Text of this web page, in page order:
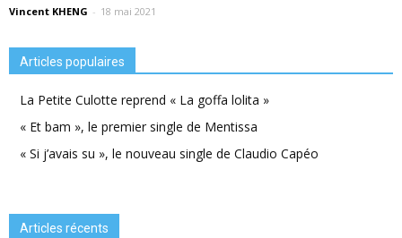
Vincent KHENG - 18 mai 2021
Articles populaires
La Petite Culotte reprend « La goffa lolita »
« Et bam », le premier single de Mentissa
« Si j’avais su », le nouveau single de Claudio Capéo
Articles récents